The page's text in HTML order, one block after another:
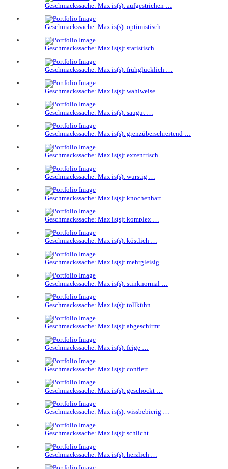
Geschmackssache: Max is(s)t aufgestrichen …
Geschmackssache: Max is(s)t optimistisch …
Geschmackssache: Max is(s)t statistisch …
Geschmackssache: Max is(s)t frühglücklich …
Geschmackssache: Max is(s)t wahlweise …
Geschmackssache: Max is(s)t saugut …
Geschmackssache: Max is(s)t grenzüberschreitend …
Geschmackssache: Max is(s)t exzentrisch …
Geschmackssache: Max is(s)t wurstig …
Geschmackssache: Max is(s)t knochenhart …
Geschmackssache: Max is(s)t komplex …
Geschmackssache: Max is(s)t köstlich …
Geschmackssache: Max is(s)t mehrgleisig …
Geschmackssache: Max is(s)t stinknormal …
Geschmackssache: Max is(s)t tollkühn …
Geschmackssache: Max is(s)t abgeschirmt …
Geschmackssache: Max is(s)t feige …
Geschmackssache: Max is(s)t confiert …
Geschmackssache: Max is(s)t geschockt …
Geschmackssache: Max is(s)t wissbebierig …
Geschmackssache: Max is(s)t schlicht …
Geschmackssache: Max is(s)t herzlich …